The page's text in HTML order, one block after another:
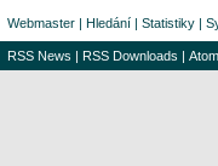
Webmaster | Hledání | Statistiky |
RSS News | RSS Downloads |